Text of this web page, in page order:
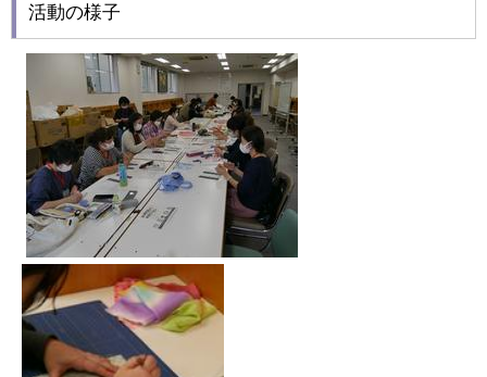
活動の様子